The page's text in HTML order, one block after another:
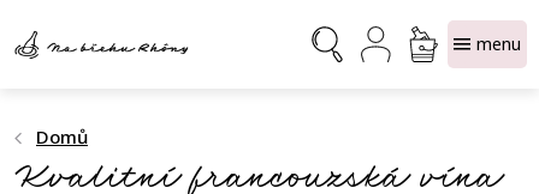
obsah
NÁKUPNÍ
KOŠÍK
Domů
Kvalitní francouzská vína